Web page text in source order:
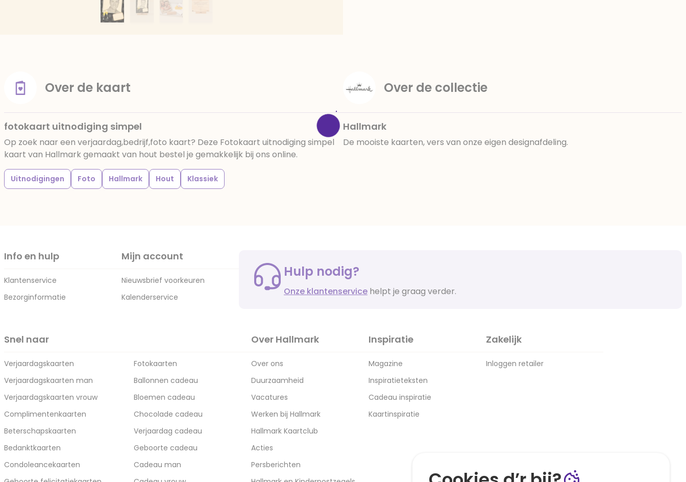
Over de kaart
fotokaart uitnodiging simpel
Op zoek naar een verjaardag,bedrijf,foto kaart? Deze Fotokaart uitnodiging simpel
kaart van Hallmark gemaakt van hout bestel je gemakkelijk bij ons online.
Uitnodigingen Foto Hallmark Hout Klassiek
Over de collectie
Hallmark
De mooiste kaarten, vers van onze eigen designafdeling.
Info en hulp
Klantenservice
Bezorginformatie
Mijn account
Nieuwsbrief voorkeuren
Kalenderservice
Hulp nodig?
Onze klantenservice helpt je graag verder.
Snel naar
Verjaardagskaarten
Verjaardagskaarten man
Verjaardagskaarten vrouw
Complimentenkaarten
Beterschapskaarten
Bedanktkaarten
Condoleancekaarten
Fotokaarten
Ballonnen cadeau
Bloemen cadeau
Chocolade cadeau
Verjaardag cadeau
Geboorte cadeau
Cadeau man
Over Hallmark
Over ons
Duurzaamheid
Vacatures
Werken bij Hallmark
Hallmark Kaartclub
Acties
Persberichten
Inspiratie
Magazine
Inspiratieteksten
Cadeau inspiratie
Kaartinspiratie
Zakelijk
Inloggen retailer